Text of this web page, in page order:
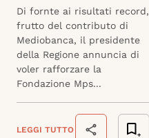
Di fornte ai risultati record,
frutto del contributo di
Mediobanca, il presidente
della Regione annuncia di
voler rafforzare la
Fondazione Mps...
LEGGI TUTTO